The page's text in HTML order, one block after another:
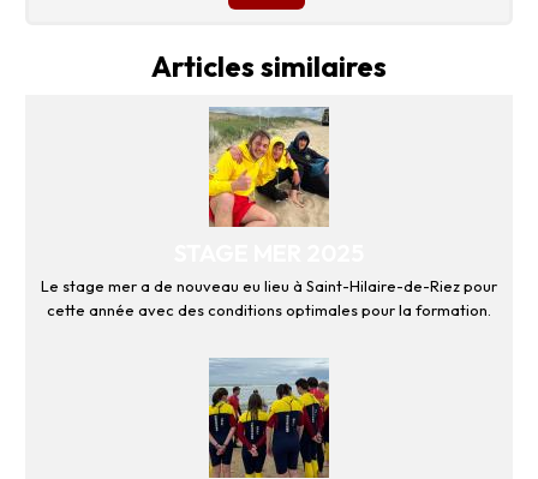
Articles similaires
Le stage mer a de nouveau eu lieu à Saint-Hilaire-de-Riez pour
cette année avec des conditions optimales pour la formation.